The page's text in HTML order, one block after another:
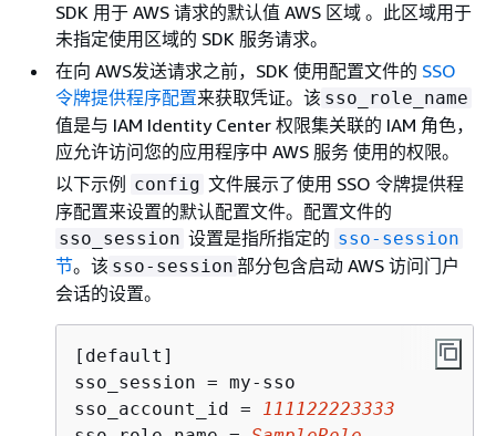
SDK 用于 AWS 请求的默认值 AWS 区域 。此区域用于
未指定使用区域的 SDK 服务请求。
在向 AWS发送请求之前，SDK 使用配置文件的 SSO
令牌提供程序配置来获取凭证。该 sso_role_name
值是与 IAM Identity Center 权限集关联的 IAM 角色，
应允许访问您的应用程序中 AWS 服务 使用的权限。
以下示例
config 文件展示了使用 SSO 令牌提供程
序配置来设置的默认配置文件。配置文件的
sso_session 设置是指所指定的 sso-session
节。该 sso-session 部分包含启动 AWS 访问门户
会话的设置。
[default]
sso_session = my-sso
sso_account_id = 111122223333